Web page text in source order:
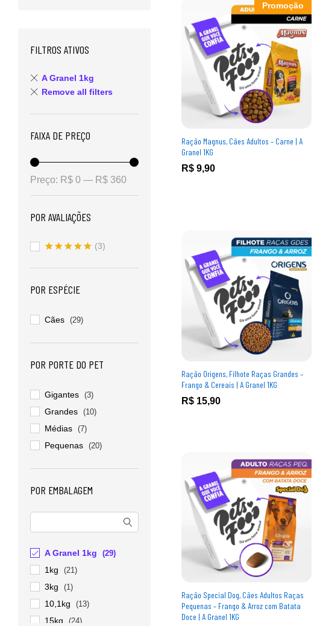
Promoção
Ração Magnus, Cães Adultos – Carne | A
Granel 1KG
R$9,90
R$9,90
Ração Origens, Filhote Raças Grandes –
Frango & Cereais | A Granel 1KG
R$15,90
R$15,90
Ração Special Dog, Cães Adultos Raças
Pequenas – Frango & Arroz com Batata
Doce | A Granel 1KG
FILTROS ATIVOS
A Granel 1kg
Remove all filters
FAIXA DE PREÇO
Preço: R$ 0 — R$ 360
POR AVALIAÇÕES
de 5
(3)
POR ESPÉCIE
Cães (29)
POR PORTE DO PET
Gigantes (3)
Grandes (10)
Médias (7)
Pequenas (20)
POR EMBALAGEM
A Granel 1kg (29)
1kg (21)
3kg (1)
10,1kg (13)
15kg (24)